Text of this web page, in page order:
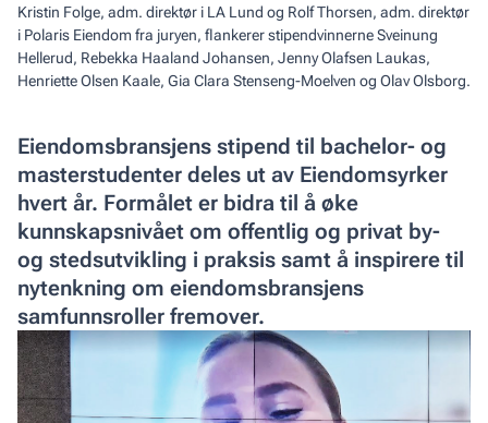
Kristin Folge, adm. direktør i LA Lund og Rolf Thorsen, adm. direktør
i Polaris Eiendom fra juryen, flankerer stipendvinnerne Sveinung
Hellerud, Rebekka Haaland Johansen, Jenny Olafsen Laukas,
Henriette Olsen Kaale, Gia Clara Stenseng-Moelven og Olav Olsborg.
Eiendomsbransjens stipend til bachelor- og
masterstudenter deles ut av Eiendomsyrker
hvert år. Formålet er bidra til å øke
kunnskapsnivået om offentlig og privat by-
og stedsutvikling i praksis samt å inspirere til
nytenkning om eiendomsbransjens
samfunnsroller fremover.